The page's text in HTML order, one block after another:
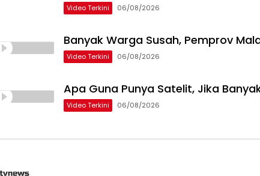
Video Terkini 06/08/2026
Banyak Warga Susah, Pemprov
Video Terkini 06/08/2026
Apa Guna Punya Satelit, Jika
Video Terkini 06/08/2026